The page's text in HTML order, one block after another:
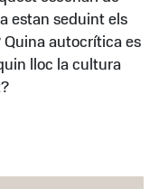
estan seduint els
Quina autocrítica es
lloc la cultura